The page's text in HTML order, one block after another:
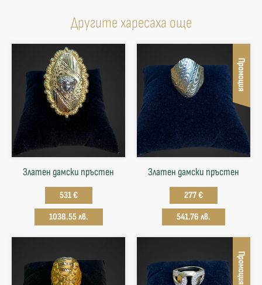
Другите харесаха още
Златен дамски пръстен
531 €
1038.55 лв.
Промоция
Златен дамски пръстен
277 €
541.76 лв.
Промоция